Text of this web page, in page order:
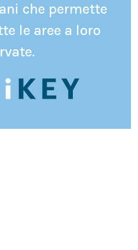
che permette
le aree a loro